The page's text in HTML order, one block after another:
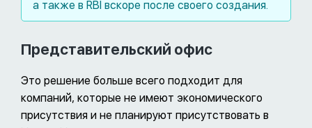
а также в RBI вскоре после своего создания.
Представительский офис
Это решение больше всего подходит для
компаний, которые не имеют экономического
присутствия и не планируют присутствовать в